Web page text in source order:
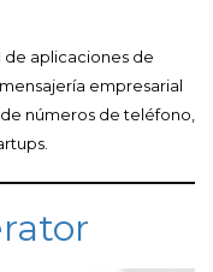
de aplicaciones de
empresarial
números de teléfono,